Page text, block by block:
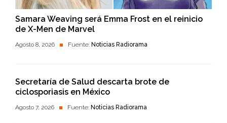
Samara Weaving será Emma Frost en el reinicio
de X-Men de Marvel
Agosto 8, 2026 Fuente: Noticias Radiorama
Secretaría de Salud descarta brote de
ciclosporiasis en México
Agosto 7, 2026 Fuente: Noticias Radiorama